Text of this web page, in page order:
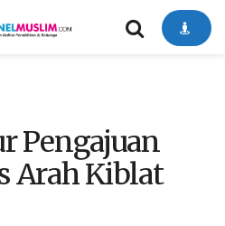
Pengajuan
Arah Kiblat